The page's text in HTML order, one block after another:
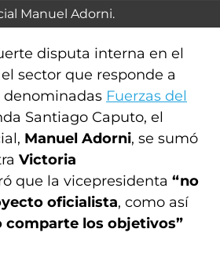
Manuel Adorni.
disputa interna en el
sector que responde a
denominadas Fuerzas del
Santiago Caputo, el
Manuel Adorni, se sumó
Victoria
que la vicepresidenta “no
oficialista, como así
comparte los objetivos”